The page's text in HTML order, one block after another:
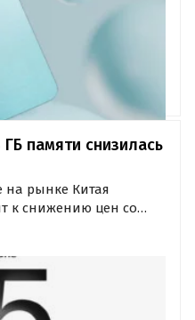
памяти снизилась
на рынке Китая
к снижению цен со
на IT Home.